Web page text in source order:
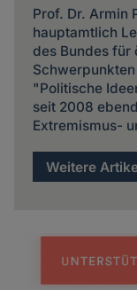
Prof. Dr. Armin
hauptamtlich
des Bundes
"Politische
seit 2008
Extremismus-
Weitere